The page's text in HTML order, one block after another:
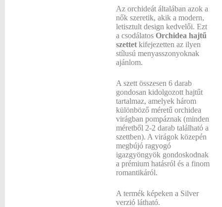
Az orchideát általában azok a
nők szeretik, akik a modern,
letisztult design kedvelői. Ezt
a csodálatos Orchidea hajtű
szettet kifejezetten az ilyen
stílusú menyasszonyoknak
ajánlom.
A szett összesen 6 darab
gondosan kidolgozott hajtűt
tartalmaz, amelyek három
különböző méretű orchidea
virágban pompáznak (minden
méretből 2-2 darab található a
szettben). A virágok közepén
megbújó ragyogó
igazgyöngyök gondoskodnak
a prémium hatásról és a finom
romantikáról.
A termék képeken a Silver
verzió látható.